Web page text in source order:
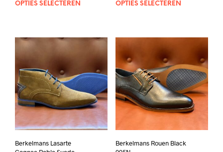
OPTIES SELECTEREN
Dit
meerdere
variaties.
optie
kan
gekozen
worden
op
productpagina
OPTIES SELECTEREN
kan
Berkelmans Lasarte
Berkelmans Rouen Black